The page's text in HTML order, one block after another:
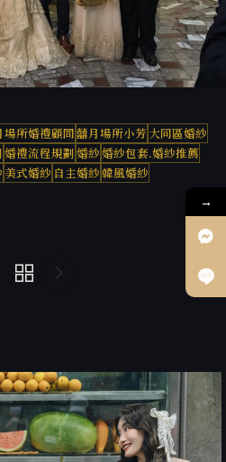
場所婚禮顧問囍月場所小芳 大同區婚紗
婚禮流程規劃婚紗婚紗包套.婚紗推薦
美式婚紗 自主婚紗韓風婚紗
較舊
→